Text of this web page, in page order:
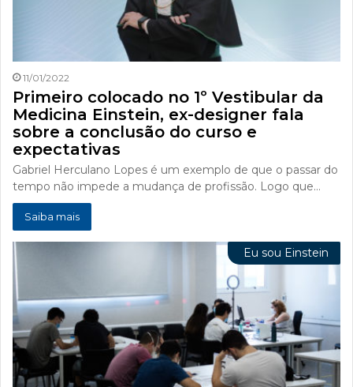
11/01/2022
Primeiro colocado no 1º Vestibular da
Medicina Einstein, ex-designer fala
sobre a conclusão do curso e
expectativas
Gabriel Herculano Lopes é um exemplo de que o passar do
tempo não impede a mudança de profissão. Logo que…
Saiba mais
Eu sou Einstein